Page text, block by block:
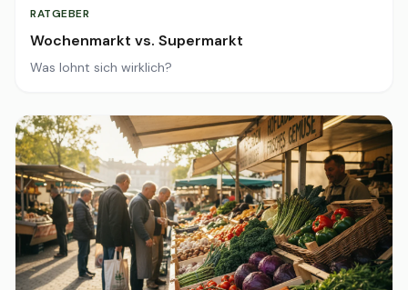
RATGEBER
Wochenmarkt vs. Supermarkt
Was lohnt sich wirklich?